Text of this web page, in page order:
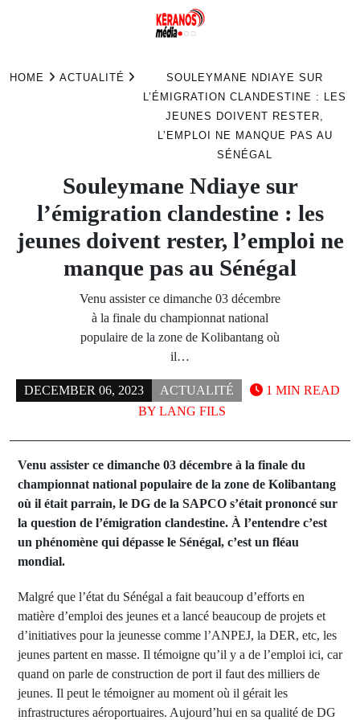
HOME ACTUALITÉ
SOULEYMANE NDIAYE SUR
L’ÉMIGRATION CLANDESTINE : LES
JEUNES DOIVENT RESTER,
L’EMPLOI NE MANQUE PAS AU
SÉNÉGAL
Souleymane Ndiaye sur
l’émigration clandestine : les
jeunes doivent rester, l’emploi ne
manque pas au Sénégal
Venu assister ce dimanche 03 décembre
à la finale du championnat national
populaire de la zone de Kolibantang où
il…
DECEMBER 06, 2023
ACTUALITÉ
BY LANG FILS
1 MIN READ
Venu assister ce dimanche 03 décembre à la finale du
championnat national populaire de la zone de Kolibantang
où il était parrain, le DG de la SAPCO s’était prononcé sur
la question de l’émigration clandestine. À l’entendre c’est
un phénomène qui dépasse le Sénégal, c’est un fléau
mondial.
Malgré que l’état du Sénégal a fait beaucoup d’efforts en
matière d’emploi des jeunes et a lancé beaucoup de projets et
d’initiatives pour la jeunesse comme l’ANPEJ, la DER, etc, les
jeunes partent en masse. Il témoigne qu’il y a de l’emploi ici, car
quand on parle de construction de port il faut des milliers de
jeunes. Il peut le témoigner au moment où il gérait les
infrastructures aéroportuaires. Aujourd’hui en sa qualité de DG